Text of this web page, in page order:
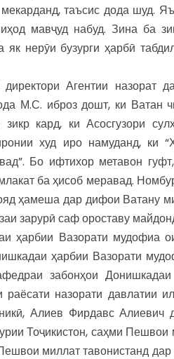
мекарданд, таъсис дода шуд.
мавҷуд набуд. Зина ба
нерӯи бузурги ҳарбӣ
Агентии назорат
М.С. иброз дошт, ки Ватан
кард, ки Асосгузори
худ иро намуданд, ки
Бо ифтихор метавон
ба ҳисоб меравад.
ҳамеша дар дифои Ватану
зарурӣ саф ороставу
ҳарбии Вазорати мудофиа
ҳарбии Вазорати
забонҳои
раёсати назорати давлатии
Алиев Фирдавс Алиевич
Тоҷикистон, саҳми
миллат тавонистанд